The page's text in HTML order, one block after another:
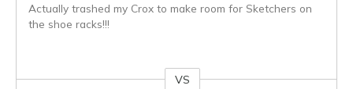
Actually trashed my Crox to make room for Sketchers on
the shoe racks!!!
VS